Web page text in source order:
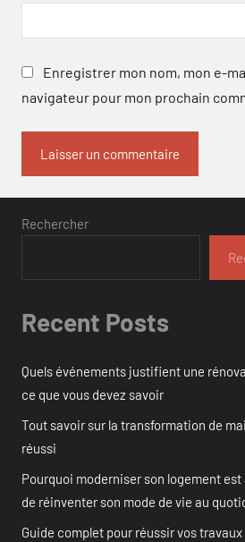
Enregistrer mon nom, mon e-
navigateur pour mon prochain
Rechercher
Recent Posts
Quels événements justifient une
ce que vous devez savoir
Tout savoir sur la transformation de
réussi
Pourquoi moderniser son logement
de réinventer son mode de vie au
Guide complet pour réussir vos travaux